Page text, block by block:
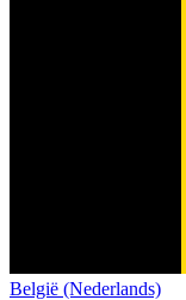
België (Nederlands)